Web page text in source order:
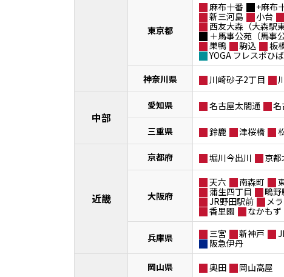
東京都
麻布十番 +麻布
新三河島
小台
西友大森（大森駅東
＋馬事公苑（馬事公
巣鴨
駒込 板
YOGA フレスポひ
神奈川県
川崎砂子2丁目
中部
愛知県 名古屋太閤通 名
三重県 鈴鹿 津桜橋
近畿
京都府 堀川今出川 京都
大阪府
天六 南森町
蒲生四丁目
鴫野
JR野田駅前
メ
香里園
なかもず
兵庫県 三宮 新神戸
阪急伊丹
岡山県 奥田 岡山高屋